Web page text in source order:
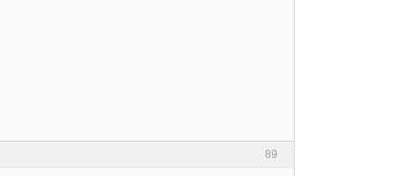
89